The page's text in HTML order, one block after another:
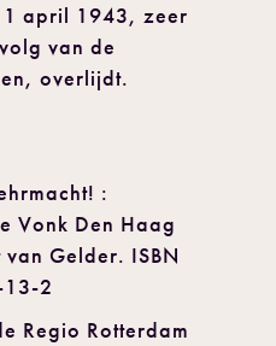
april 1943, zeer
van de
overlijdt.
:
Vonk Den Haag
Gelder. ISBN
2
Regio Rotterdam